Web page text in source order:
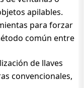
apilables.
para forzar
común entre
de llaves
convencionales,